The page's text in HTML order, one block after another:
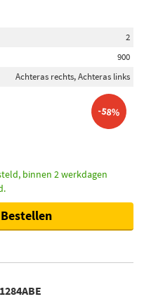
2
900
Achteras rechts, Achteras links
-58%
binnen 2 werkdagen
Bestellen